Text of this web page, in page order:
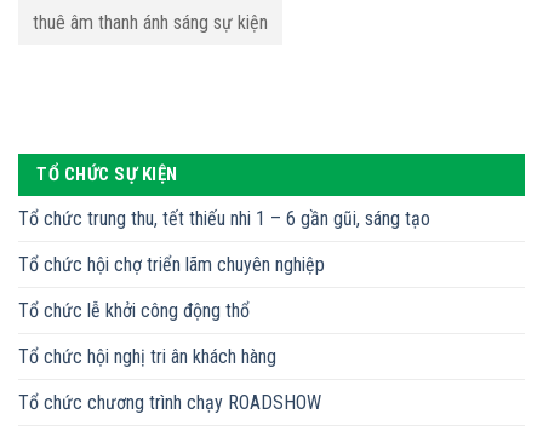
thuê âm thanh ánh sáng sự kiện
TỔ CHỨC SỰ KIỆN
Tổ chức trung thu, tết thiếu nhi 1 – 6 gần gũi, sáng tạo
Tổ chức hội chợ triển lãm chuyên nghiệp
Tổ chức lễ khởi công động thổ
Tổ chức hội nghị tri ân khách hàng
Tổ chức chương trình chạy ROADSHOW